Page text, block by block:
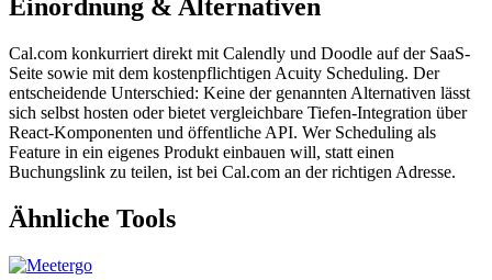
Einordnung & Alternativen
Cal.com konkurriert direkt mit Calendly und Doodle auf der SaaS-
Seite sowie mit dem kostenpflichtigen Acuity Scheduling. Der
entscheidende Unterschied: Keine der genannten Alternativen lässt
sich selbst hosten oder bietet vergleichbare Tiefen-Integration über
React-Komponenten und öffentliche API. Wer Scheduling als
Feature in ein eigenes Produkt einbauen will, statt einen
Buchungslink zu teilen, ist bei Cal.com an der richtigen Adresse.
Ähnliche Tools